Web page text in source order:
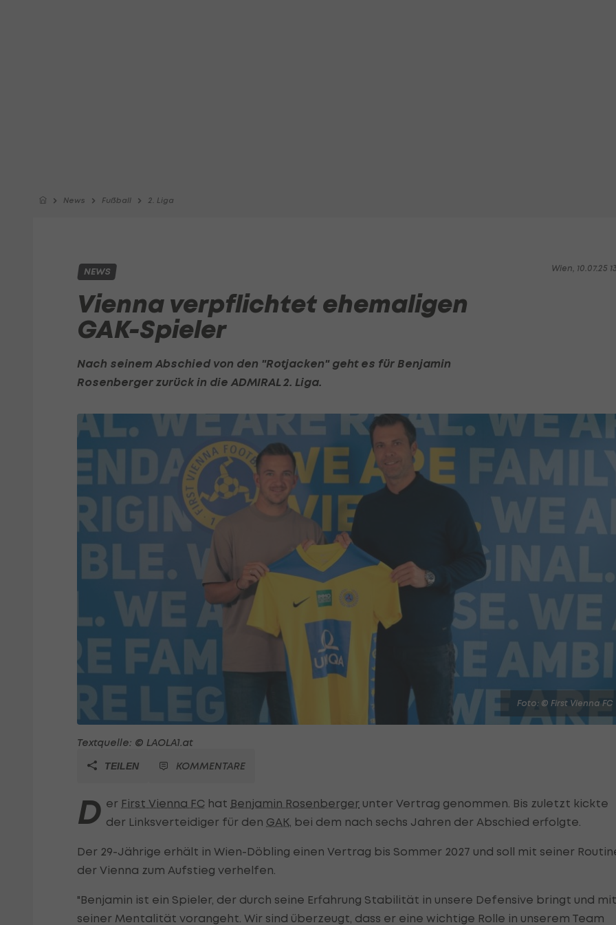
News Fußball 2. Liga
Wien, 10.07.25
NEWS
Vienna verpflichtet ehemaligen
GAK-Spieler
Nach seinem Abschied von den "Rotjacken" geht es für Benjamin
Rosenberger zurück in die ADMIRAL2. Liga.
Foto: © First Vienna FC
Textquelle: © LAOLA1.at
TEILEN KOMMENTARE
D er First Vienna FC hat Benjamin Rosenberger unter Vertrag genommen. Bis zuletzt kickte
der Linksverteidiger für den GAK, bei dem nach sechs Jahren der Abschied erfolgte.
Der 29-Jährige erhält in Wien-Döbling einen Vertrag bis Sommer 2027 und soll mit seiner
der Vienna zum Aufstieg verhelfen.
"Benjamin ist ein Spieler, der durch seine Erfahrung Stabilität in unsere Defensive bringt und mit
seiner Mentalität vorangeht. Wir sind überzeugt, dass er eine wichtige Rolle in unserem Team